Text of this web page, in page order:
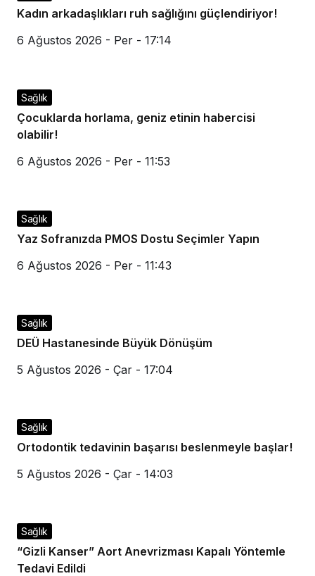
Kadın arkadaşlıkları ruh sağlığını güçlendiriyor!
6 Ağustos 2026 - Per - 17:14
Sağlık
Çocuklarda horlama, geniz etinin habercisi
olabilir!
6 Ağustos 2026 - Per - 11:53
Sağlık
Yaz Sofranızda PMOS Dostu Seçimler Yapın
6 Ağustos 2026 - Per - 11:43
Sağlık
DEÜ Hastanesinde Büyük Dönüşüm
5 Ağustos 2026 - Çar - 17:04
Sağlık
Ortodontik tedavinin başarısı beslenmeyle başlar!
5 Ağustos 2026 - Çar - 14:03
Sağlık
“Gizli Kanser” Aort Anevrizması Kapalı Yöntemle
Tedavi Edildi